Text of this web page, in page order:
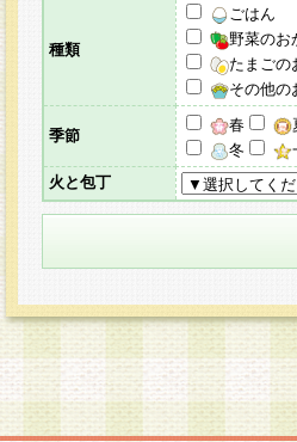
種類
ごはん
野菜のお
たまごの
その他の
季節
春
冬
火と包丁